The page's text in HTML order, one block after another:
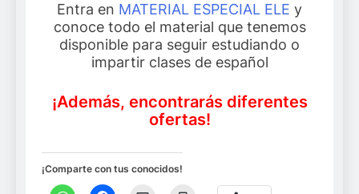
Entra en MATERIAL ESPECIAL ELE y
conoce todo el material que tenemos
disponible para seguir estudiando o
impartir clases de español
¡Además, encontrarás diferentes
ofertas!
¡Comparte con tus conocidos!